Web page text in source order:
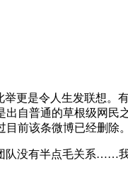
更是令人生发联想。
自普通的草根级网民
前该条微博已经删除。
队没有半点毛关系……